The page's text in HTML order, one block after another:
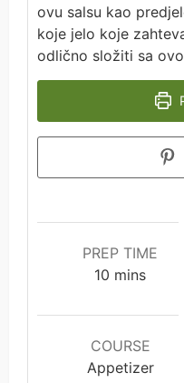
ovu salsu kao
koje jelo koje
odlično složiti sa
PREP TIME
10 minutes
mins
COURSE
Appetizer